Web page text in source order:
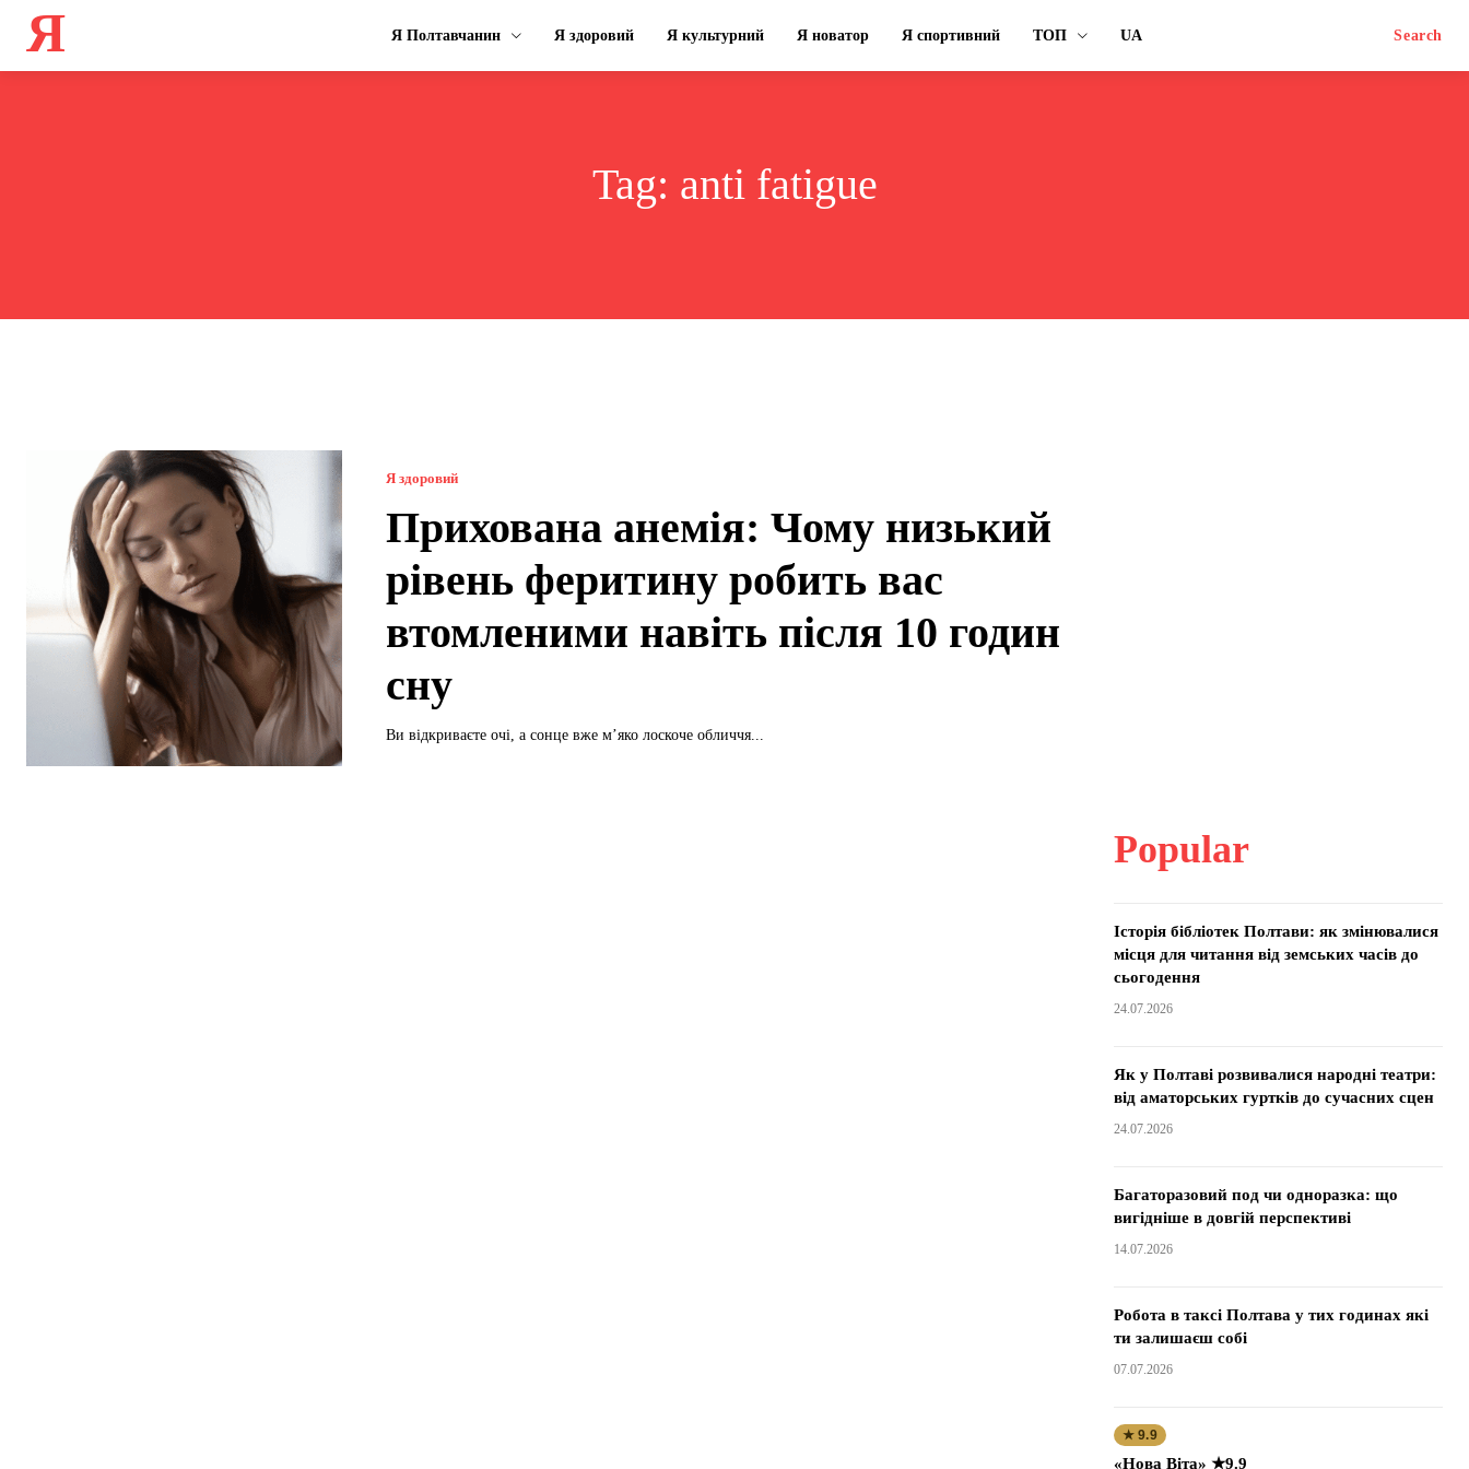
Я Я Полтавчанин Я здоровий Я культурний Я новатор Я спортивний ТОП UA Search
Tag: anti fatigue
Я здоровий
Прихована анемія: Чому низький
рівень феритину робить вас
втомленими навіть після 10 годин
сну
Ви відкриваєте очі, а сонце вже м’яко лоскоче обличчя...
Popular
Історія бібліотек Полтави: як змінювалися
місця для читання від земських часів до
сьогодення
24.07.2026
Як у Полтаві розвивалися народні театри:
від аматорських гуртків до сучасних сцен
24.07.2026
Багаторазовий под чи одноразка: що
вигідніше в довгій перспективі
14.07.2026
Робота в таксі Полтава у тих годинах які
ти залишаєш собі
07.07.2026
★ 9.9
«Нова Віта» ★9.9